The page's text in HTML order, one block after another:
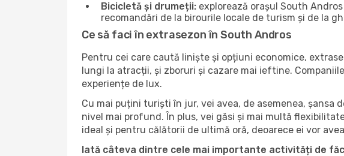
Bicicletă și drumeții: explorează orașul South
recomandări de la birourile locale de turism și de la
Ce să faci în extrasezon în South Andros
Pentru cei care caută liniște și opțiuni economice,
lungi la atracții, și zboruri și cazare mai ieftine.
experiențe de lux.
Cu mai puțini turiști în jur, vei avea, de asemenea, șansa
nivel mai profund. În plus, vei găsi și mai multă
ideal și pentru călătorii de ultimă oră, deoarece ei vor
Iată câteva dintre cele mai importante activități de